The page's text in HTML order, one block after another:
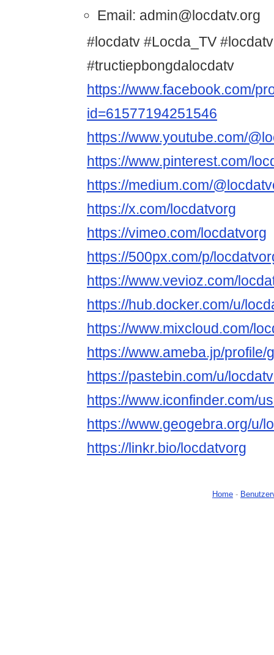
Email: admin@locdatv.org
#locdatv #Locda_TV
#tructiepbongdalocdatv
https://www.facebook.com/
id=61577194251546
https://www.youtube.com/
https://www.pinterest.com/
https://medium.com/
https://x.com/locdatvorg
https://vimeo.com/locdatvorg
https://500px.com/p/
https://www.vevioz.com/
https://hub.docker.com/u/
https://www.mixcloud.com/
https://www.ameba.jp/
https://pastebin.com/u/
https://www.iconfinder.com/
https://www.geogebra.org/u/
https://linkr.bio/locdatvorg
Home -